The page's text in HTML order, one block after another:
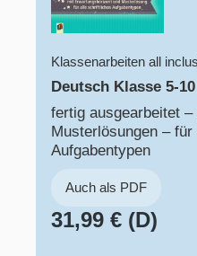
Klassenarbeiten all
Deutsch Klasse 5-10
fertig ausgearbeitet
Musterlösungen –
Aufgabentypen
Auch als PDF
31,99 € (D)